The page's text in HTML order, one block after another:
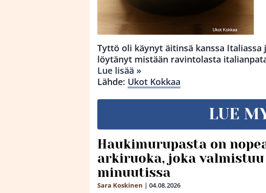
Tyttö oli käynyt äitinsä kanssa
löytänyt mistään ravintolasta
Lue lisää »
Lähde: Ukot Kokkaa
LUE
Haukimurupasta on
arkiruoka, joka valmistuu
minuutissa
Sara Koskinen | 04.08.2026